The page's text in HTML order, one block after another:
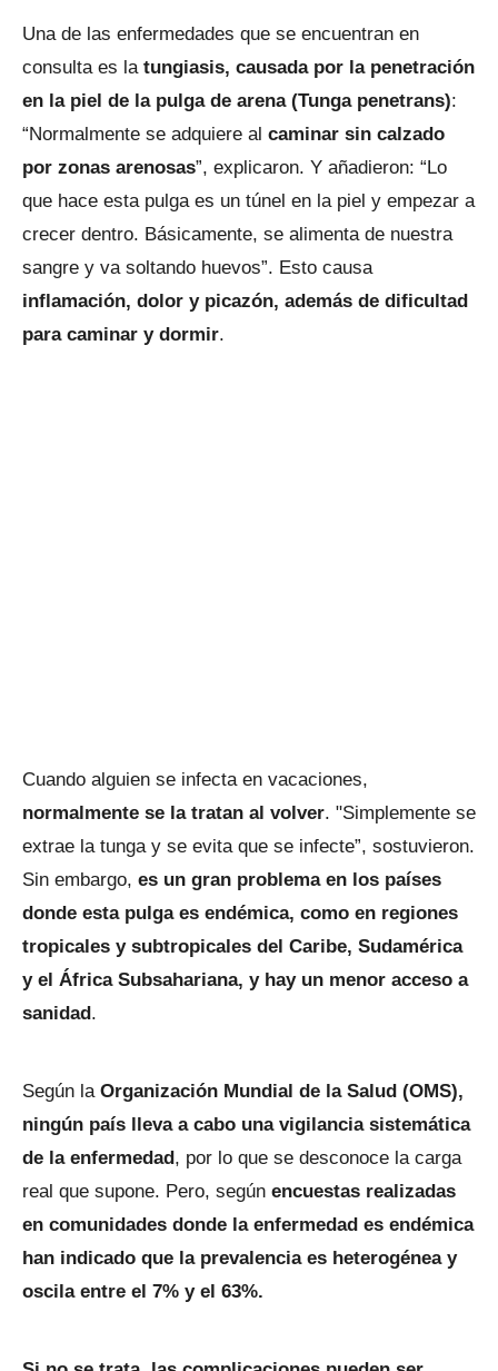
Una de las enfermedades que se encuentran en
consulta es la tungiasis, causada por la penetración
en la piel de la pulga de arena (Tunga penetrans):
“Normalmente se adquiere al caminar sin calzado
por zonas arenosas”, explicaron. Y añadieron: “Lo
que hace esta pulga es un túnel en la piel y empezar a
crecer dentro. Básicamente, se alimenta de nuestra
sangre y va soltando huevos”. Esto causa
inflamación, dolor y picazón, además de dificultad
para caminar y dormir.
Cuando alguien se infecta en vacaciones,
normalmente se la tratan al volver. "Simplemente se
extrae la tunga y se evita que se infecte”, sostuvieron.
Sin embargo, es un gran problema en los países
donde esta pulga es endémica, como en regiones
tropicales y subtropicales del Caribe, Sudamérica
y el África Subsahariana, y hay un menor acceso a
sanidad.
Según la Organización Mundial de la Salud (OMS),
ningún país lleva a cabo una vigilancia sistemática
de la enfermedad, por lo que se desconoce la carga
real que supone. Pero, según encuestas realizadas
en comunidades donde la enfermedad es endémica
han indicado que la prevalencia es heterogénea y
oscila entre el 7% y el 63%.